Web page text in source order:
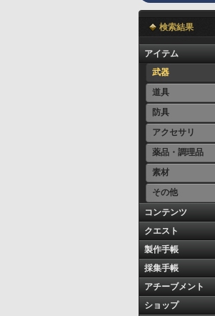
検索結果
アイテム
武器
道具
防具
アクセサリ
薬品・調理品
素材
その他
コンテンツ
クエスト
製作手帳
採集手帳
アチーブメント
ショップ